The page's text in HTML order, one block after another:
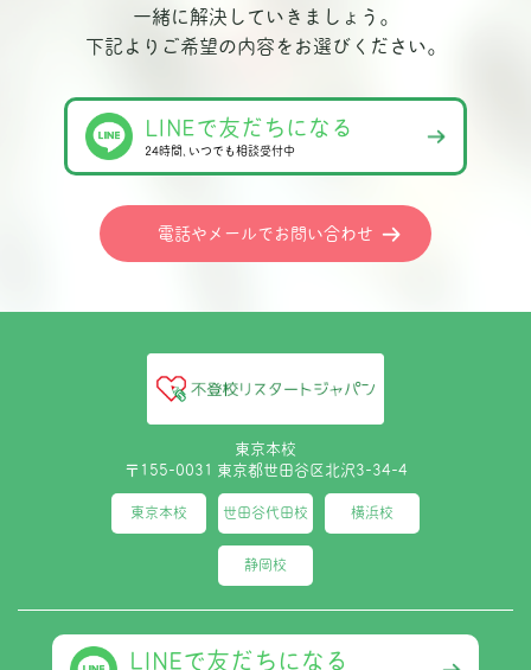
一緒に解決していきましょう。
下記よりご希望の内容をお選びください。
LINEで友だちになる
24時間､いつでも相談受付中
電話やメールでお問い合わせ
東京本校
〒155-0031 東京都世田谷区北沢3-34-4
東京本校 世田谷代田校 横浜校
静岡校
LINEで友だちになる